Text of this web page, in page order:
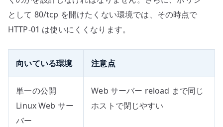
として 80/tcp を開けたくない環境では、その時点で
HTTP-01 は使いにくくなります。
向いている環境 注意点
単一の公開
Linux Web サー
バー
Web サーバー reload まで同じ
ホストで閉じやすい